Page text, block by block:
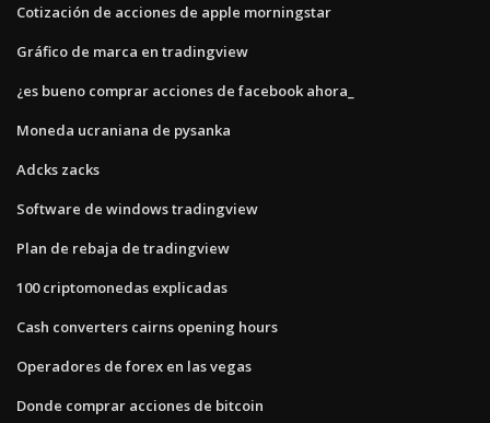
Cotización de acciones de apple morningstar
Gráfico de marca en tradingview
¿es bueno comprar acciones de facebook ahora_
Moneda ucraniana de pysanka
Adcks zacks
Software de windows tradingview
Plan de rebaja de tradingview
100 criptomonedas explicadas
Cash converters cairns opening hours
Operadores de forex en las vegas
Donde comprar acciones de bitcoin